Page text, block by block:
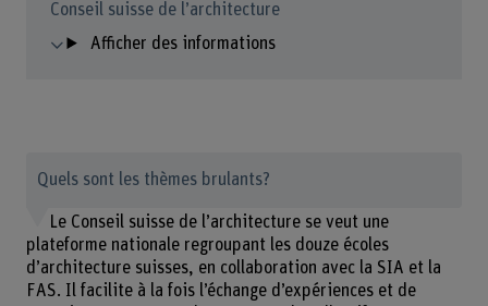
Conseil suisse de l’architecture
Afficher des informations
Quels sont les thèmes brulants?
Le Conseil suisse de l’architecture se veut une
plateforme nationale regroupant les douze écoles
d’architecture suisses, en collaboration avec la SIA et la
FAS. Il facilite à la fois l’échange d’expériences et de